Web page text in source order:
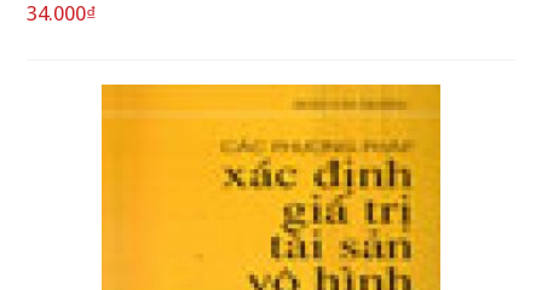
34.000₫